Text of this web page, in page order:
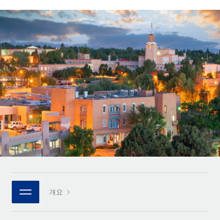
PEO
복잡한 고용 업무를 아웃소싱
인프라
Remote 통합
HR을 워크플로에 매끄럽게 통합
플랫폼
팀을 위한 통합된 핵심 HR 기능
연결 새로운
통합
핵심 비즈니스 도구로 프로세스를 간소화
스타트업
성장하는 기업을 위한 민첩한 글로벌 HR 및 급여 솔루션
중견기업
맞춤형 HR 솔루션으로 팀 확장
엔터프라이즈
대기업을 위한 글로벌 HR
REMOTE 파트너 되기
플랫폼에 글로벌 HR을 유연하게 통합
Remote와의 파트너십 기회 탐색
글로벌 계약직을 위한 통화 옵션과 지급 소요 시간 확인
REMOTE와 함께 배우기
리서치 및 가이드
사례 연구
HR 용어집
체크리스트 및 템플릿
직무 설명 라이브러리
이벤트
Nederlands
Français
Deutsch
Español
Italiano
Português (Portugal)
한국어
로그인
개요